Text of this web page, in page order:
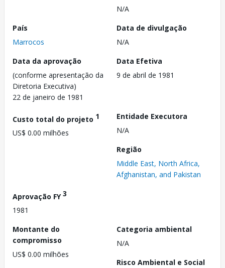
N/A
País
Marrocos
Data de divulgação
N/A
Data da aprovação
(conforme apresentação da
Diretoria Executiva)
22 de janeiro de 1981
Data Efetiva
9 de abril de 1981
Custo total do projeto 1
US$ 0.00 milhões
Entidade Executora
N/A
Região
Middle East, North Africa,
Afghanistan, and Pakistan
Aprovação FY3
1981
Montante do
compromisso
US$ 0.00 milhões
Categoria ambiental
N/A
Risco Ambiental e Social